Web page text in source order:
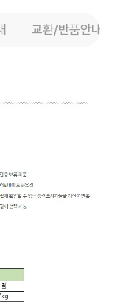
교환/반품안내